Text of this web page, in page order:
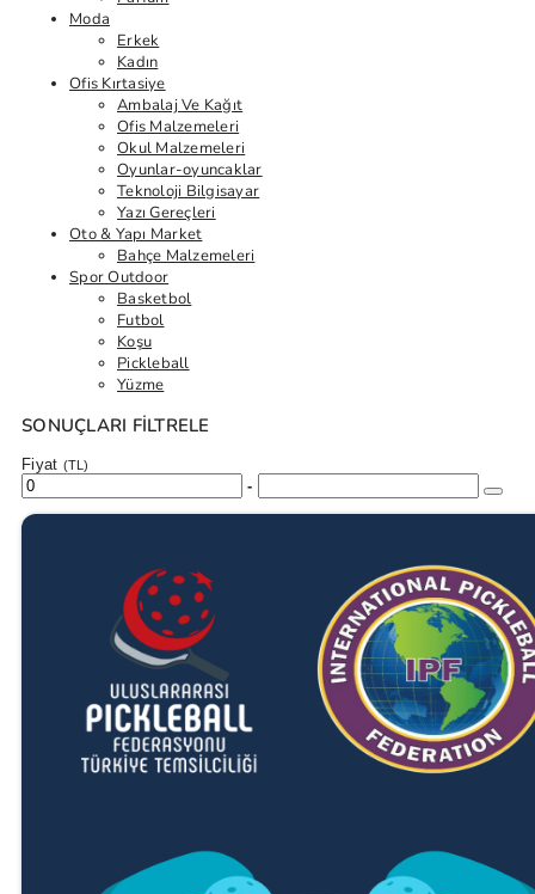
Moda
Erkek
Kadın
Ofis Kırtasiye
Ambalaj Ve Kağıt
Ofis Malzemeleri
Okul Malzemeleri
Oyunlar-oyuncaklar
Teknoloji Bilgisayar
Yazı Gereçleri
Oto & Yapı Market
Bahçe Malzemeleri
Spor Outdoor
Basketbol
Futbol
Koşu
Pickleball
Yüzme
SONUÇLARI FILTRELE
Fiyat (TL)
-